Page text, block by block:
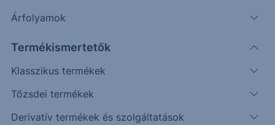
Árfolyamok
Termékismertetők
Klasszikus termékek
Tőzsdei termékek
Derivatív termékek és szolgáltatások
diabétesz (Mounjaro, Trulicity, Humalog),
onkológia (Verzenio, Cyramza) és autoimmun
betegségek (Taltz)...
Eli Lilly
Az Eli Lilly egy 1876-ban alapított, amerikai